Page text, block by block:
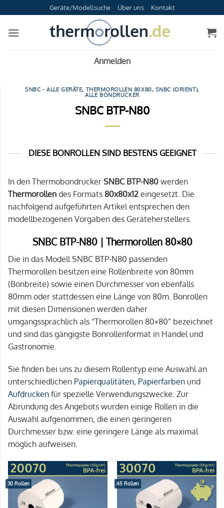
Inhalt
springen
Geräte/Modellsuche Über uns Kontakt
Anmelden
SNBC - ALLE GERÄTE, THERMOROLLEN 80X80, SNBC (ORIENT),
ALLE BONDRUCKER
SNBC BTP-N80
DIESE BONROLLEN SIND BESTENS GEEIGNET
In den Thermobondrucker SNBC BTP-N80 werden
Thermorollen des Formats 80x80x12 eingesetzt. Die
nachfolgend aufgeführten Artikel entsprechen den
modellbezogenen Vorgaben des Geräteherstellers.
SNBC BTP-N80 | Thermorollen 80×80
Die in das Modell SNBC BTP-N80 passenden
Thermorollen besitzen eine Rollenbreite von 80mm
(Bonbreite) sowie einen Durchmesser von ebenfalls
80mm oder stattdessen eine Länge von 80m. Bonrollen
mit diesen Dimensionen werden daher
umgangssprachlich als “Thermorollen 80×80” bezeichnet
und sind das gängigste Bonrollenformat in Handel und
Gastronomie.
Sie finden bei uns zu diesem Rollentyp eine Auswahl an
unterschiedlichen Papierqualitäten, Papierfarben und
Aufdrucken für spezielle Verwendungszwecke. Zur
Abrundung des Angebots wurden einige Rollen in die
Auswahl aufgenommen, die einen geringeren
Durchmesser bzw. eine geringere Länge als maximal
möglich aufweisen.
30 Rollen 45 Rollen